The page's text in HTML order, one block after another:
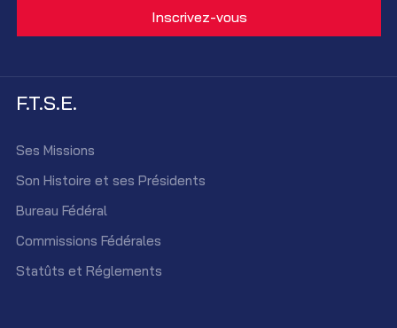
F.T.S.E.
Ses Missions
Son Histoire et ses Présidents
Bureau Fédéral
Commissions Fédérales
Statûts et Réglements